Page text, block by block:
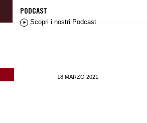
PODCAST
Scopri i nostri Podcast
18 MARZO 2021